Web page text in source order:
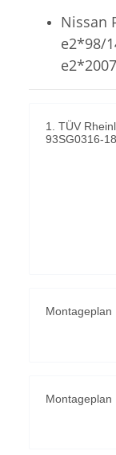
Nissan
e2*98/
1. TÜV
93SG0316-
Montageplan
Montageplan